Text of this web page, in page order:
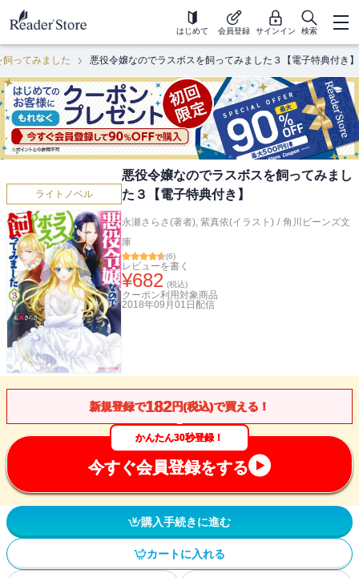
はじめて 会員登録 サインイン 検索
ってみました 悪役令嬢なのでラスボスを飼ってみました３【電子特典付き】
ライトノベル
悪役令嬢なのでラスボスを飼ってみまし
た３【電子特典付き】
永瀬さらさ(著者), 紫真依(イラスト) / 角川ビーンズ文
庫
(6)
レビューを書く
¥682 (税込)
クーポン利用対象商品
2018年09月01日 配信
新規登録で182円(税込)で買える！
かんたん30秒登録！
今すぐ会員登録をする
購入手続きに進む
カートに入れる